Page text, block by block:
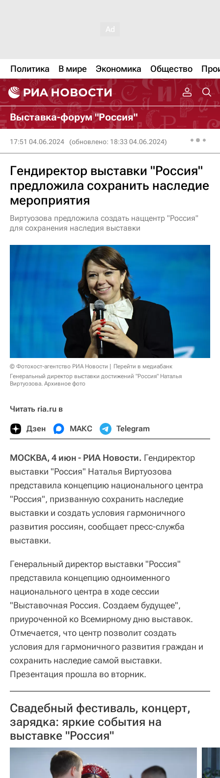
Политика В мире Экономика Общество
Выставка-форум "Россия"
17:51 04.06.2024 (обновлено: 18:33 04.06.2024)
Гендиректор выставки "Россия"
предложила сохранить наследие
мероприятия
Виртуозова предложила создать наццентр "Россия"
для сохранения наследия выставки
© Фотохост-агентство РИА Новости
Перейти в медиабанк
Генеральный директор выставки достижений "Россия" Наталья
Виртуозова. Архивное фото
Читать ria.ru в
Дзен МАКС Telegram
МОСКВА, 4 июн - РИА Новости. Гендиректор
выставки "Россия" Наталья Виртуозова
представила концепцию национального центра
"Россия", призванную сохранить наследие
выставки и создать условия гармоничного
развития россиян, сообщает пресс-служба
выставки.
Генеральный директор выставки "Россия"
представила концепцию одноименного
национального центра в ходе сессии
"Выставочная Россия. Создаем будущее",
приуроченной ко Всемирному дню выставок.
Отмечается, что центр позволит создать
условия для гармоничного развития граждан и
сохранить наследие самой выставки.
Презентация прошла во вторник.
Свадебный фестиваль, концерт,
зарядка: яркие события на
выставке "Россия"